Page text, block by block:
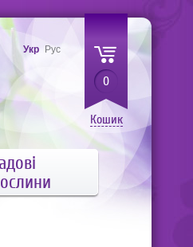
0
Кошик
Укр Рус